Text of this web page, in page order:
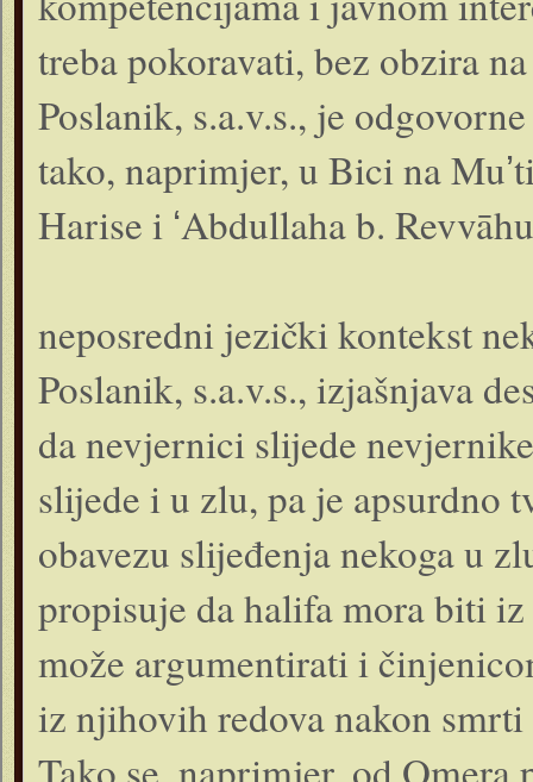
treba pokoravati, bez obzira
Poslanik, s.a.v.s., je
tako, naprimjer, u Bici na
Harise i ʻAbdullaha b.
neposredni jezički kontekst
Poslanik, s.a.v.s., izjašnjava
da nevjernici slijede
slijede i u zlu, pa je apsurdno
obavezu slijeđenja nekoga u
propisuje da halifa mora biti
može argumentirati i
iz njihovih redova nakon smrti
Tako se, naprimjer, od Omera